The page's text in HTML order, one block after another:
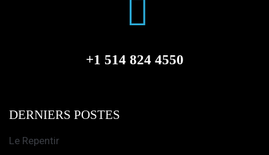
+1 514 824 4550
DERNIERS POSTES
Le Repentir